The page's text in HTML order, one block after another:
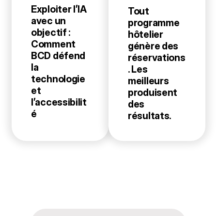
Exploiter l’IA
avec un
objectif :
Comment
BCD défend
la
technologie
et
l’accessibilit
é
Tout
programme
hôtelier
génère des
réservations
. Les
meilleurs
produisent
des
résultats.